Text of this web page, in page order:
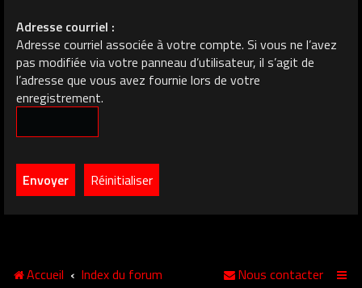
Adresse courriel :
Adresse courriel associée à votre compte. Si vous ne l’avez
pas modifiée via votre panneau d’utilisateur, il s’agit de
l’adresse que vous avez fournie lors de votre
enregistrement.
Accueil Index du forum Nous contacter